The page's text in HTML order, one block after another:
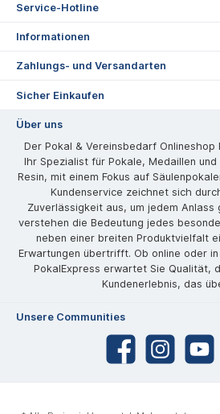
Service-Hotline
Informationen
Zahlungs- und Versandarten
Sicher Einkaufen
Über uns
Der Pokal & Vereinsbedarf Onlineshop
Ihr Spezialist für Pokale, Medaillen
Resin, mit einem Fokus auf
Kundenservice zeichnet sich
Zuverlässigkeit aus, um jedem Anlass
verstehen die Bedeutung jedes
neben einer breiten Produktvielfalt
Erwartungen übertrifft. Ob online oder
PokalExpress erwartet Sie Qualität,
Kundenerlebnis, das
Unsere Communities